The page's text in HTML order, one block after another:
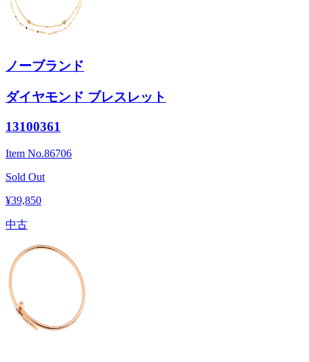
ノーブランド
ダイヤモンド ブレスレット
13100361
Item No.86706
Sold Out
¥39,850
中古